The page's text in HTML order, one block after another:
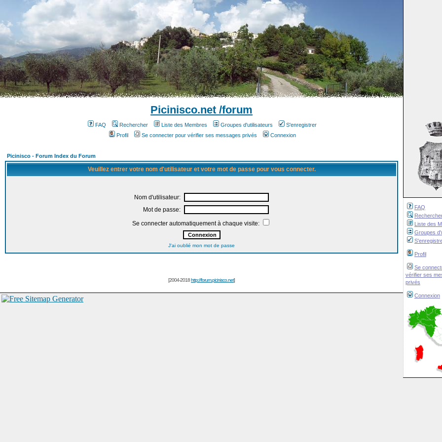
FAQ
Liste des
Groupes
Profil
Se
vérifier ses
privés
Connexion
Picinisco.net /forum
FAQ Rechercher Liste des Membres Groupes d'utilisateurs
S'enregistrer
Profil
Se connecter pour vérifier ses messages privés Connexion
Picinisco - Forum Index du Forum
Veuillez entrer votre nom d'utilisateur et votre mot de passe pour vous connecter.
Nom d'utilisateur:
Mot de passe:
Se connecter automatiquement à chaque visite:
J'ai oublié mon mot de passe
[2004-2018http://forum.picinisco.net]